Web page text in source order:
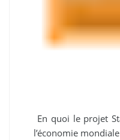
En quoi le projet
l’économie